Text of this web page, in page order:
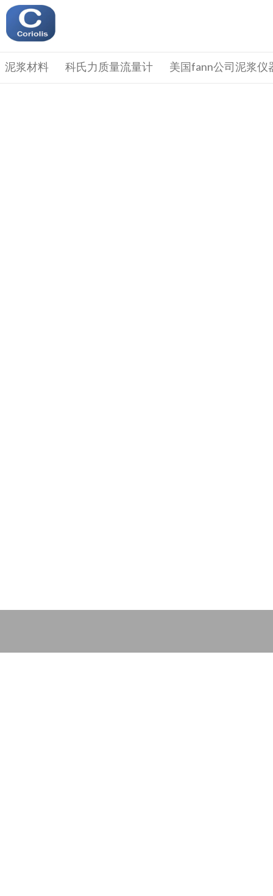
泥浆材料 科氏力质量流量计 美国fann公司泥浆仪